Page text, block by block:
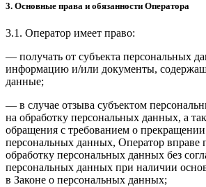
3. Основные права и обязанности Оператора
3.1. Оператор имеет право:
— получать от субъекта персональных
информацию и/или документы,
данные;
— в случае отзыва субъектом
на обработку персональных данных, а
обращения с требованием о
персональных данных, Оператор вправе
обработку персональных данных без
персональных данных при наличии
в Законе о персональных данных;